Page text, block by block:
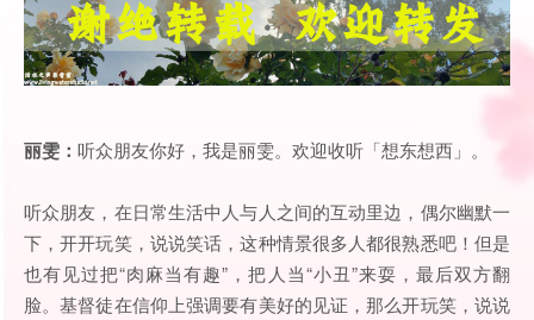
丽雯： 听众朋友你好，我是丽雯。欢迎收听「想东想西」。
听众朋友，在日常生活中人与人之间的互动里边，偶尔幽默一
下，开开玩笑，说说笑话，这种情景很多人都很熟悉吧！但是
也有见过把“肉麻当有趣”，把人当“小丑”来耍，最后双方翻
脸。基督徒在信仰上强调要有美好的见证，那么开玩笑，说说